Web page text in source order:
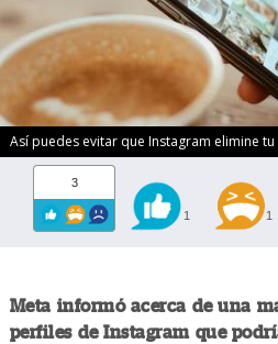
Así puedes evitar que Instagram elimine tu
3
1 1
Meta informó acerca de una
perfiles de Instagram que